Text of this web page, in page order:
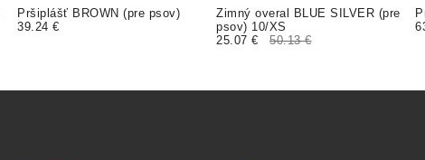
Pršiplášť BROWN (pre psov)
39.24 €
Zimný overal BLUE SILVER (pre
psov) 10/XS
25.07 € 50.13 €